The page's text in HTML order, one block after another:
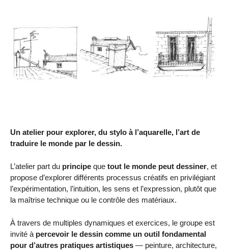
Un atelier pour explorer, du stylo à l’aquarelle, l’art de
traduire le monde par le dessin.
L’atelier part du principe que tout le monde peut dessiner, et
propose d’explorer différents processus créatifs en privilégiant
l’expérimentation, l’intuition, les sens et l’expression, plutôt que
la maîtrise technique ou le contrôle des matériaux.
À travers de multiples dynamiques et exercices, le groupe est
invité à percevoir le dessin comme un outil fondamental
pour d’autres pratiques artistiques — peinture, architecture,